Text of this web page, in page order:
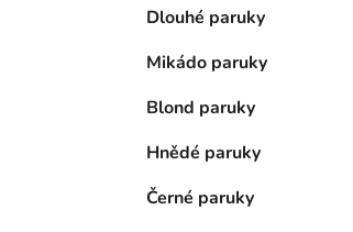
Dlouhé paruky
Mikádo paruky
Blond paruky
Hnědé paruky
Černé paruky